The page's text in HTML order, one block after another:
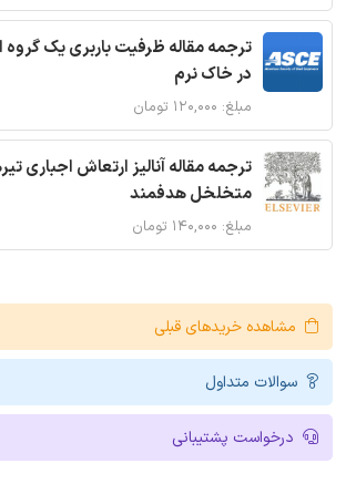
ترجمه مقاله ظرفیت باربری یک
در خاک نرم
مبلغ: ۱۲۰,۰۰۰ تومان
ترجمه مقاله آنالیز ارتعاش اجباری
متخلخل هدفمند
مبلغ: ۱۴۰,۰۰۰ تومان
مشاهده خریدهای قبلی
سوالات متداول
درخواست پشتیبانی